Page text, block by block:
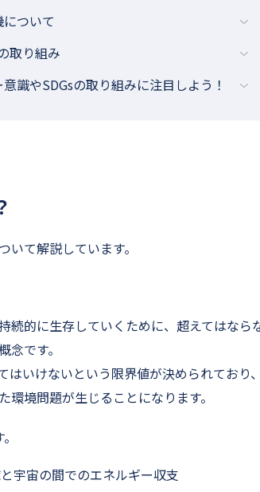
ついて
取り組み
識やSDGsの取り組みに注目しよう！
て解説しています。
続的に生存していくために、超えてはなら
です。
いけないという限界値が決められており、
境問題が生じることになります。
宇宙の間でのエネルギー収支